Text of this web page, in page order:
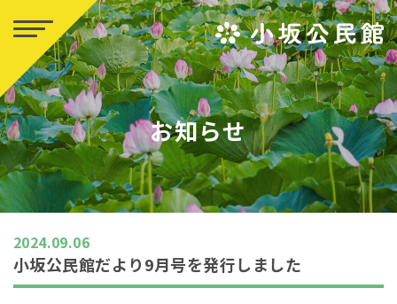
お知らせ
2024.09.06
小坂公民館だより9月号を発行しました